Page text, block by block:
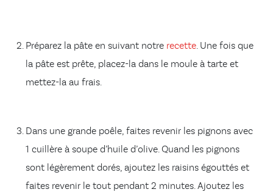
Préparez la pâte en suivant notre recette. Une fois que
la pâte est prête, placez-la dans le moule à tarte et
mettez-la au frais.
Dans une grande poêle, faites revenir les pignons avec
1 cuillère à soupe d’huile d’olive. Quand les pignons
sont légèrement dorés, ajoutez les raisins égouttés et
faites revenir le tout pendant 2 minutes. Ajoutez les